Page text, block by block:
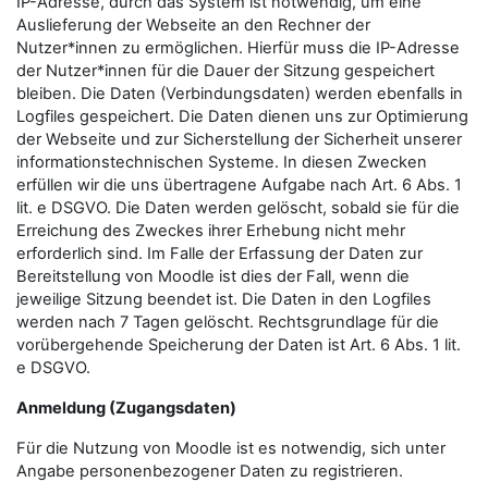
Auslieferung der Webseite an den Rechner der
Nutzer*innen zu ermöglichen. Hierfür muss die IP-Adresse
der Nutzer*innen für die Dauer der Sitzung gespeichert
bleiben. Die Daten (Verbindungsdaten) werden ebenfalls in
Logfiles gespeichert. Die Daten dienen uns zur Optimierung
der Webseite und zur Sicherstellung der Sicherheit unserer
informationstechnischen Systeme. In diesen Zwecken
erfüllen wir die uns übertragene Aufgabe nach Art. 6 Abs. 1
lit. e DSGVO. Die Daten werden gelöscht, sobald sie für die
Erreichung des Zweckes ihrer Erhebung nicht mehr
erforderlich sind. Im Falle der Erfassung der Daten zur
Bereitstellung von Moodle ist dies der Fall, wenn die
jeweilige Sitzung beendet ist. Die Daten in den Logfiles
werden nach 7 Tagen gelöscht. Rechtsgrundlage für die
vorübergehende Speicherung der Daten ist Art. 6 Abs. 1 lit.
e DSGVO.
Anmeldung (Zugangsdaten)
Für die Nutzung von Moodle ist es notwendig, sich unter
Angabe personenbezogener Daten zu registrieren.